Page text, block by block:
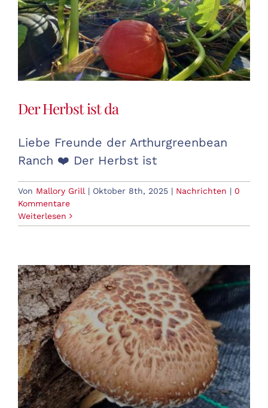
Der Herbst ist da
Liebe Freunde der Arthurgreenbean
Ranch ❤️ Der Herbst ist
Von Mallory Grill | Oktober 8th, 2025 | Nachrichten | 0
Kommentare
Weiterlesen